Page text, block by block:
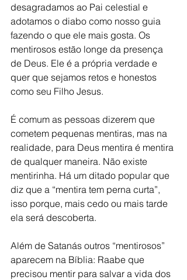
desagradamos ao Pai celestial e
adotamos o diabo como nosso guia
fazendo o que ele mais gosta. Os
mentirosos estão longe da presença
de Deus. Ele é a própria verdade e
quer que sejamos retos e honestos
como seu Filho Jesus.
É comum as pessoas dizerem que
cometem pequenas mentiras, mas na
realidade, para Deus mentira é mentira
de qualquer maneira. Não existe
mentirinha. Há um ditado popular que
diz que a “mentira tem perna curta”,
isso porque, mais cedo ou mais tarde
ela será descoberta.
Além de Satanás outros “mentirosos”
aparecem na Bíblia: Raabe que
precisou mentir para salvar a vida dos